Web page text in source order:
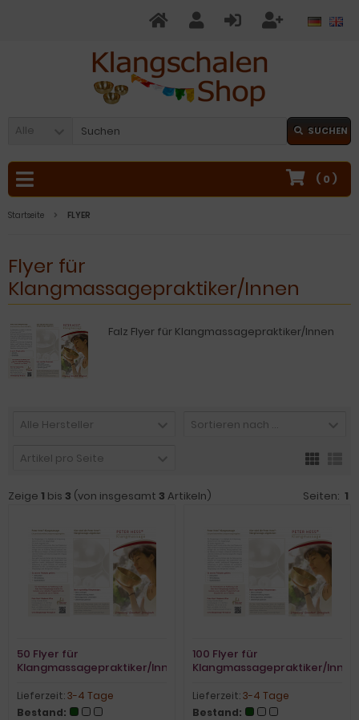
Alle SUCHEN
( 0 )
Startseite FLYER
Flyer für
Klangmassagepraktiker/Innen
Falz Flyer für Klangmassagepraktiker/Innen
Alle Hersteller Sortieren nach ...
Artikel pro Seite
Zeige 1 bis 3 (von insgesamt 3 Artikeln) Seiten: 1
50 Flyer für
Klangmassagepraktiker/Innen
Lieferzeit:3-4 Tage
Bestand:
100 Flyer für
Klangmassagepraktiker/Innen
Lieferzeit:3-4 Tage
Bestand: